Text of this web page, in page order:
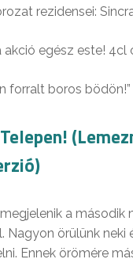
rezidensei:
akció egész este! 4cl
forralt boros bödön!”
megjelenik a második
Nagyon örülünk neki
Ennek örömére